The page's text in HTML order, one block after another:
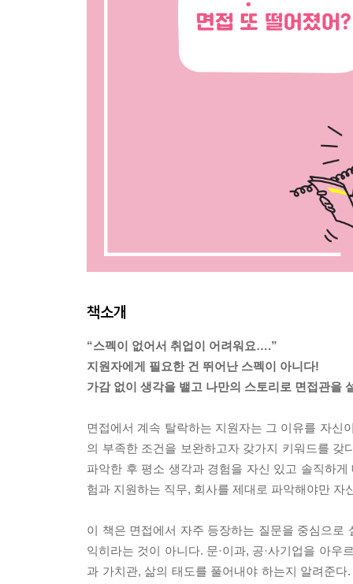
책소개
“스펙이 없어서 취업이 어려워요….”
지원자에게 필요한 건 뛰어난 스펙이 아니다!
가감 없이 생각을 뱉고 나만의 스토리로 면접관을
면접에서 계속 탈락하는 지원자는 그 이유를 자신
의 부족한 조건을 보완하고자 갖가지 키워드를
파악한 후 평소 생각과 경험을 자신 있고 솔직하
험과 지원하는 직무, 회사를 제대로 파악해야만
이 책은 면접에서 자주 등장하는 질문을 중심으
익히라는 것이 아니다. 문·이과, 공·사기업을 아
과 가치관, 삶의 태도를 풀어내야 하는지 알려준